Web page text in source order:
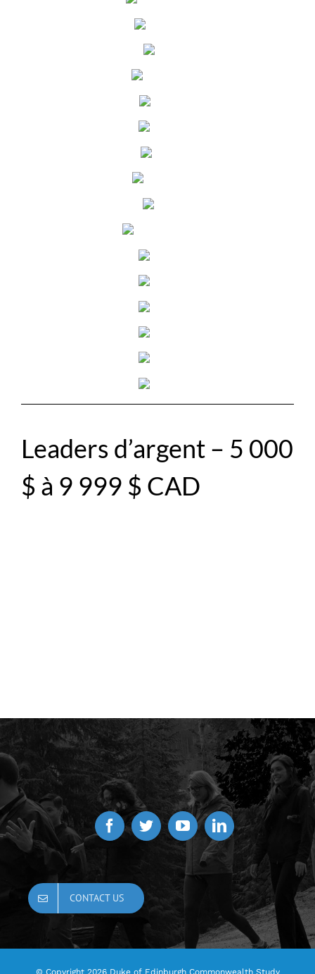
Leaders d’argent – 5 000
$ à 9 999 $ CAD
CONTACT US
© Copyright 2026 Duke of Edinburgh Commonwealth Study